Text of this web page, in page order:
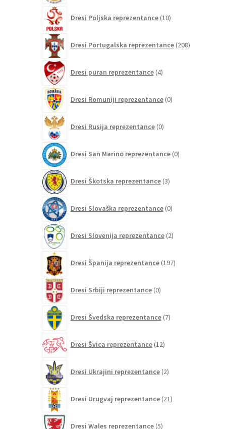
Dresi Poljska reprezentance 10izdelkov
Dresi Portugalska reprezentance 208izdelkov
Dresi puran reprezentance 4izdelki
Dresi Romuniji reprezentance 0izdelkov
Dresi Rusija reprezentance 0izdelkov
Dresi San Marino reprezentance 0izdelkov
Dresi Škotska reprezentance 3izdelki
Dresi Slovaška reprezentance 0izdelkov
Dresi Slovenija reprezentance 2izdelka
Dresi Španija reprezentance 197izdelkov
Dresi Srbiji reprezentance 0izdelkov
Dresi Švedska reprezentance 7izdelkov
Dresi Švica reprezentance 12izdelkov
Dresi Ukrajini reprezentance 2izdelka
Dresi Urugvaj reprezentance 21izdelkov
Dresi Wales reprezentance 5